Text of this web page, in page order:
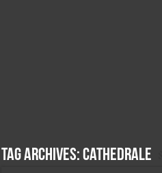
Tag Archives:cathedrale